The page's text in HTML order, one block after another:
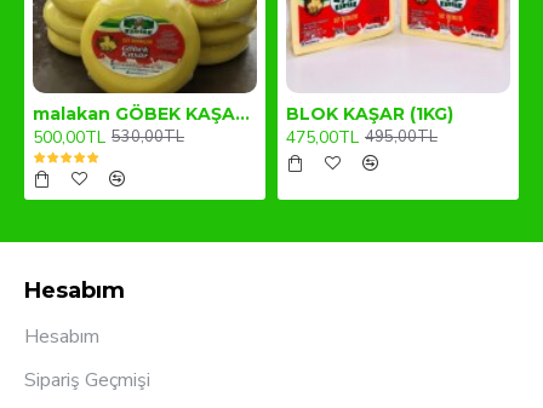
malakan GÖBEK KAŞAR (1KG)
500,00TL 530,00TL
BLOK KAŞAR (1KG)
475,00TL 495,00TL
Hesabım
Hesabım
Sipariş Geçmişi